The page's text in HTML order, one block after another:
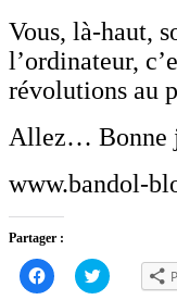
Vous, là-haut,
l’ordinateur,
révolutions au
Allez… Bonne
www.bandol-
Partager :
Cliquez
pour
Cliquez
pour